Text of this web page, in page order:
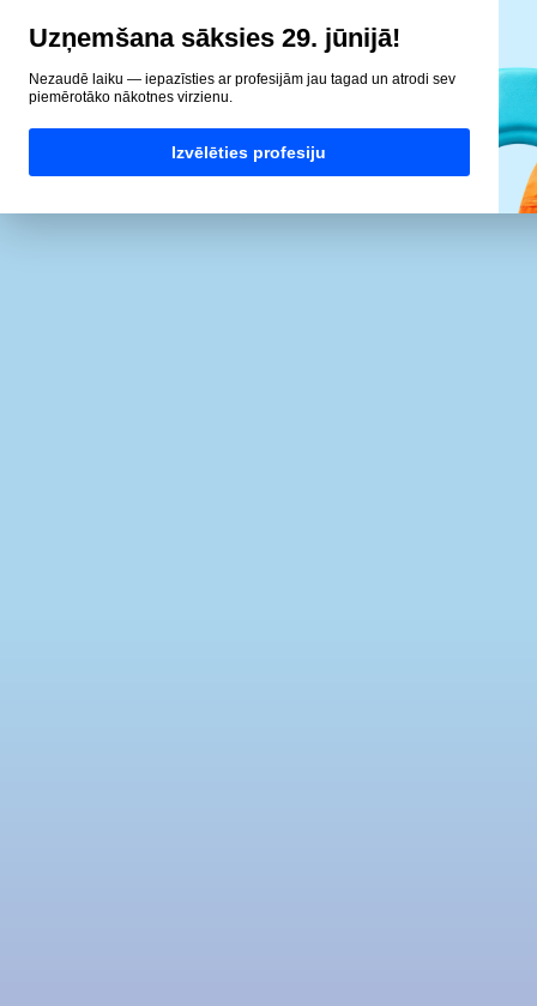
Uzņemšana sāksies 29. jūnijā!
Nezaudē laiku — iepazīsties ar profesijām jau tagad un atrodi sev
piemērotāko nākotnes virzienu.
Izvēlēties profesiju